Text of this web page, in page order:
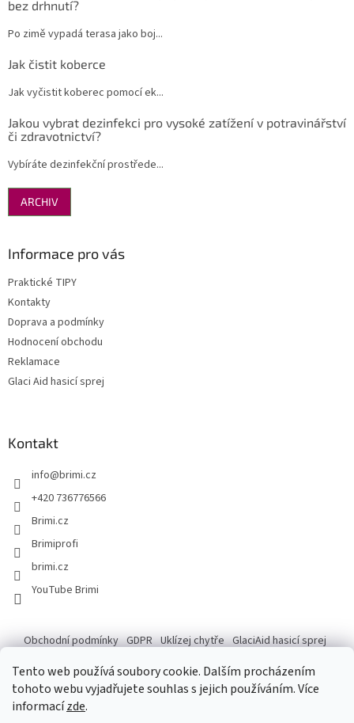
Tento web používá soubory cookie. Dalším procházením
tohoto webu vyjadřujete souhlas s jejich používáním. Více
informacízde.
bez drhnutí?
Po zimě vypadá terasa jako boj...
Jak čistit koberce
Jak vyčistit koberec pomocí ek...
Jakou vybrat dezinfekci pro vysoké zatížení v potravinářství
či zdravotnictví?
Vybíráte dezinfekční prostřede...
ARCHIV
Informace pro vás
Praktické TIPY
Kontakty
Doprava a podmínky
Hodnocení obchodu
Reklamace
Glaci Aid hasicí sprej
Kontakt
info@brimi.cz
+420 736776566
Brimi.cz
Brimiprofi
brimi.cz
YouTube Brimi
Obchodní podmínky GDPR Uklízej chytře GlaciAid hasicí sprej